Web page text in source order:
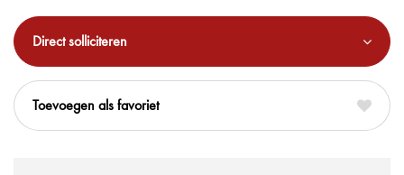
Direct solliciteren
favoriet